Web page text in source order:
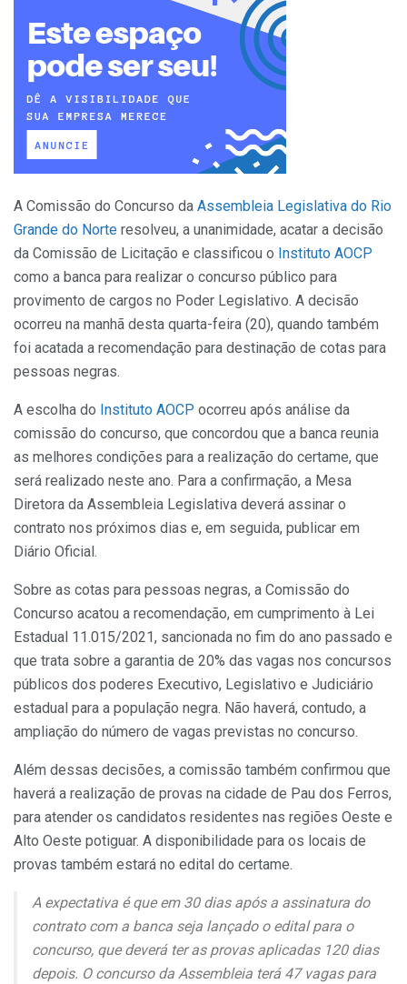
A Comissão do Concurso da Assembleia Legislativa do Rio
Grande do Norte resolveu, a unanimidade, acatar a decisão
da Comissão de Licitação e classificou o Instituto AOCP
como a banca para realizar o concurso público para
provimento de cargos no Poder Legislativo. A decisão
ocorreu na manhã desta quarta-feira (20), quando também
foi acatada a recomendação para destinação de cotas para
pessoas negras.
A escolha do Instituto AOCP ocorreu após análise da
comissão do concurso, que concordou que a banca reunia
as melhores condições para a realização do certame, que
será realizado neste ano. Para a confirmação, a Mesa
Diretora da Assembleia Legislativa deverá assinar o
contrato nos próximos dias e, em seguida, publicar em
Diário Oficial.
Sobre as cotas para pessoas negras, a Comissão do
Concurso acatou a recomendação, em cumprimento à Lei
Estadual 11.015/2021, sancionada no fim do ano passado e
que trata sobre a garantia de 20% das vagas nos concursos
públicos dos poderes Executivo, Legislativo e Judiciário
estadual para a população negra. Não haverá, contudo, a
ampliação do número de vagas previstas no concurso.
Além dessas decisões, a comissão também confirmou que
haverá a realização de provas na cidade de Pau dos Ferros,
para atender os candidatos residentes nas regiões Oeste e
Alto Oeste potiguar. A disponibilidade para os locais de
provas também estará no edital do certame.
A expectativa é que em 30 dias após a assinatura do
contrato com a banca seja lançado o edital para o
concurso, que deverá ter as provas aplicadas 120 dias
depois. O concurso da Assembleia terá 47 vagas para